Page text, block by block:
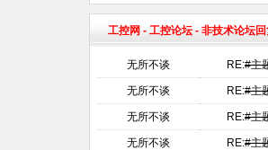
工控网 - 工控论坛- 非技术论坛回
无所不谈 RE:#主
无所不谈 RE:#主
无所不谈 RE:#主
无所不谈 RE:#主